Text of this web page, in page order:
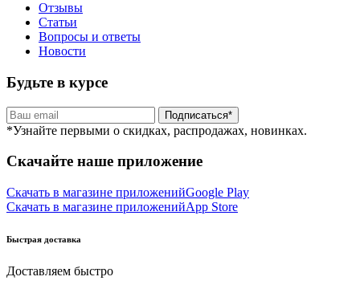
Отзывы
Статьи
Вопросы и ответы
Новости
Будьте в курсе
Подписаться*
*Узнайте первыми о скидках, распродажах, новинках.
Скачайте наше приложение
Скачать в магазине приложенийGoogle Play
Скачать в магазине приложенийApp Store
Быстрая доставка
Доставляем быстро